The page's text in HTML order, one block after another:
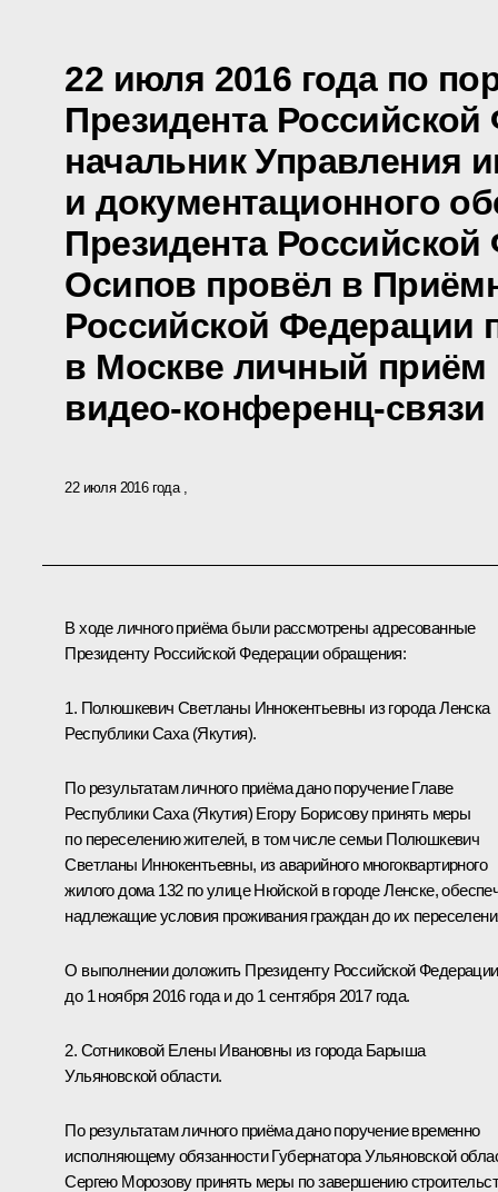
22 июля 2016 года по
Президента
начальник Управления
и документационного
Президента
Осипов провёл в
Российской Федерации
в Москве личный приём
видео-конференц-связи
22 июля 2016 года
В ходе личного приёма были рассмотрены адресованные
Президенту Российской Федерации обращения:
1. Полюшкевич Светланы Иннокентьевны из города Ленска
Республики Саха (Якутия).
По результатам личного приёма дано поручение Главе
Республики Саха (Якутия) Егору Борисову принять меры
по переселению жителей, в том числе семьи Полюшкевич
Светланы Иннокентьевны, из аварийного многоквартирного
жилого дома 132 по улице Нюйской в городе Ленске,
надлежащие условия проживания граждан до их
О выполнении доложить Президенту Российской Федерации
до 1 ноября 2016 года и до 1 сентября 2017 года.
2. Сотниковой Елены Ивановны из города Барыша
Ульяновской области.
По результатам личного приёма дано поручение временно
исполняющему обязанности Губернатора Ульяновской
Сергею Морозову принять меры по завершению